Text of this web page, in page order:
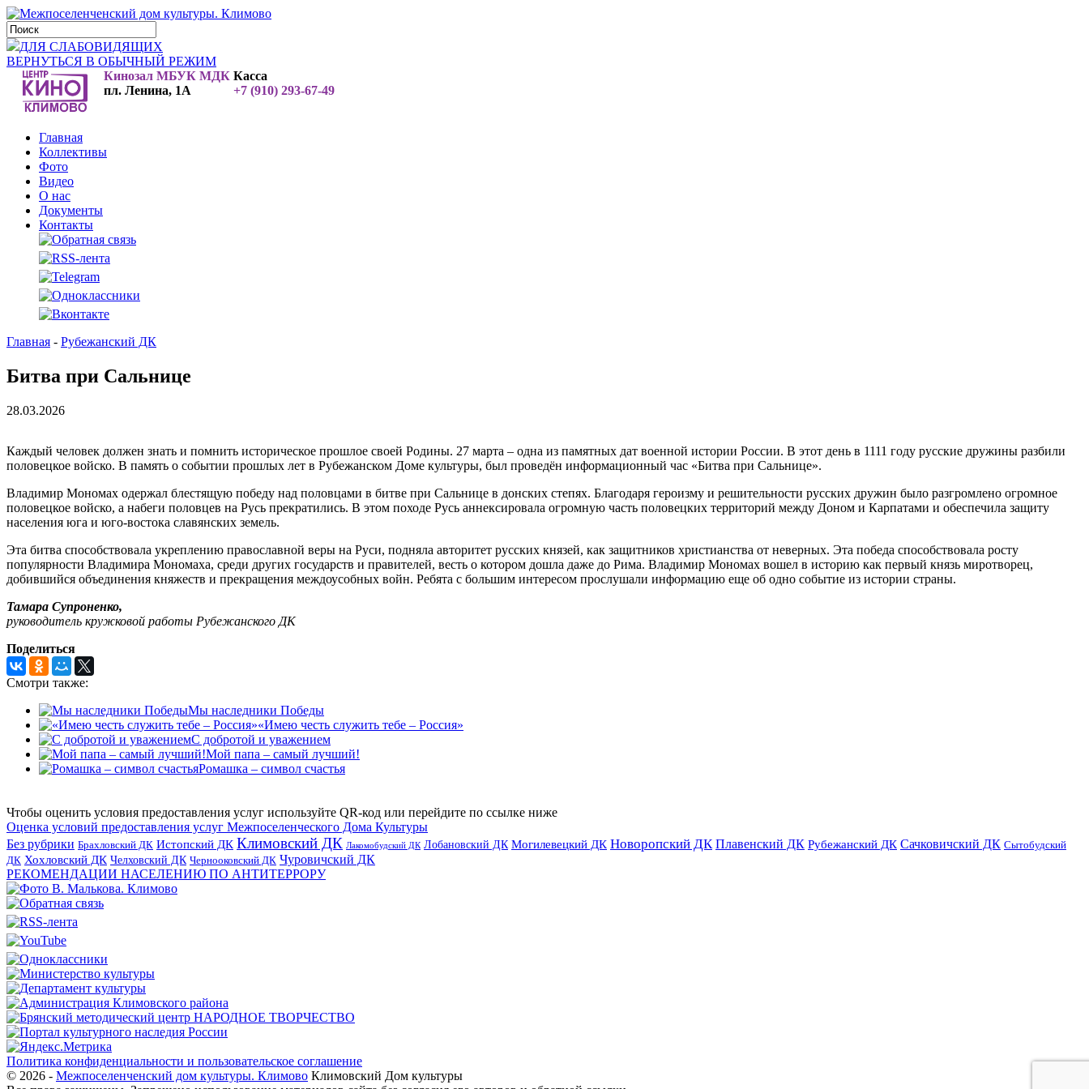
ДЛЯ СЛАБОВИДЯЩИХ
ВЕРНУТЬСЯ В ОБЫЧНЫЙ РЕЖИМ
Кинозал МБУК МДК
пл. Ленина, 1А
Касса
+7 (910) 293-67-49
Главная
Коллективы
Фото
Видео
О нас
Документы
Контакты
Главная - Рубежанский ДК
Битва при Сальнице
28.03.2026
Каждый человек должен знать и помнить историческое прошлое своей Родины. 27 марта – одна из памятных дат военной истории России. В этот день в 1111 году русские дружины разбили
половецкое войско. В память о событии прошлых лет в Рубежанском Доме культуры, был проведён информационный час «Битва при Сальнице».
Владимир Мономах одержал блестящую победу над половцами в битве при Сальнице в донских степях. Благодаря героизму и решительности русских дружин было разгромлено огромное
половецкое войско, а набеги половцев на Русь прекратились. В этом походе Русь аннексировала огромную часть половецких территорий между Доном и Карпатами и обеспечила защиту
населения юга и юго-востока славянских земель.
Эта битва способствовала укреплению православной веры на Руси, подняла авторитет русских князей, как защитников христианства от неверных. Эта победа способствовала росту
популярности Владимира Мономаха, среди других государств и правителей, весть о котором дошла даже до Рима. Владимир Мономах вошел в историю как первый князь миротворец,
добившийся объединения княжеств и прекращения междоусобных войн. Ребята с большим интересом прослушали информацию еще об одно событие из истории страны.
Тамара Супроненко,
руководитель кружковой работы Рубежанского ДК
Поделиться
Смотри также:
Мы наследники Победы
«Имею честь служить тебе – Россия»
С добротой и уважением
Мой папа – самый лучший!
Ромашка – символ счастья
Чтобы оценить условия предоставления услуг используйте QR-код или перейдите по ссылке ниже
Оценка условий предоставления услуг Межпоселенческого Дома Культуры
Без рубрики Брахловский ДК Истопский ДК Климовский ДК Лакомобудский ДК Лобановский ДК Могилевецкий ДК Новоропский ДК Плавенский ДК Рубежанский ДК Сачковичский ДК Сытобудский
ДК Хохловский ДК Челховский ДК Чернооковский ДК Чуровичский ДК
РЕКОМЕНДАЦИИ НАСЕЛЕНИЮ ПО АНТИТЕРРОРУ
Политика конфиденциальности и пользовательское соглашение
© 2026 - Межпоселенченский дом культуры. Климово Климовский Дом культуры